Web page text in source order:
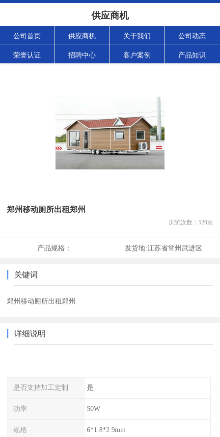
供应商机
公司首页 供应商机 关于我们 公司动态
荣誉认证 招聘中心 客户案例 产品知识
郑州移动厕所出租郑州
浏览次数： 529次
产品规格： 发货地:江苏省常州武进区
关键词
郑州移动厕所出租郑州
详细说明
是否支持加工定制 是
功率 50W
规格 6*1.8*2.9mm